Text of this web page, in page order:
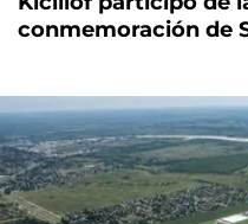
conmemoración de